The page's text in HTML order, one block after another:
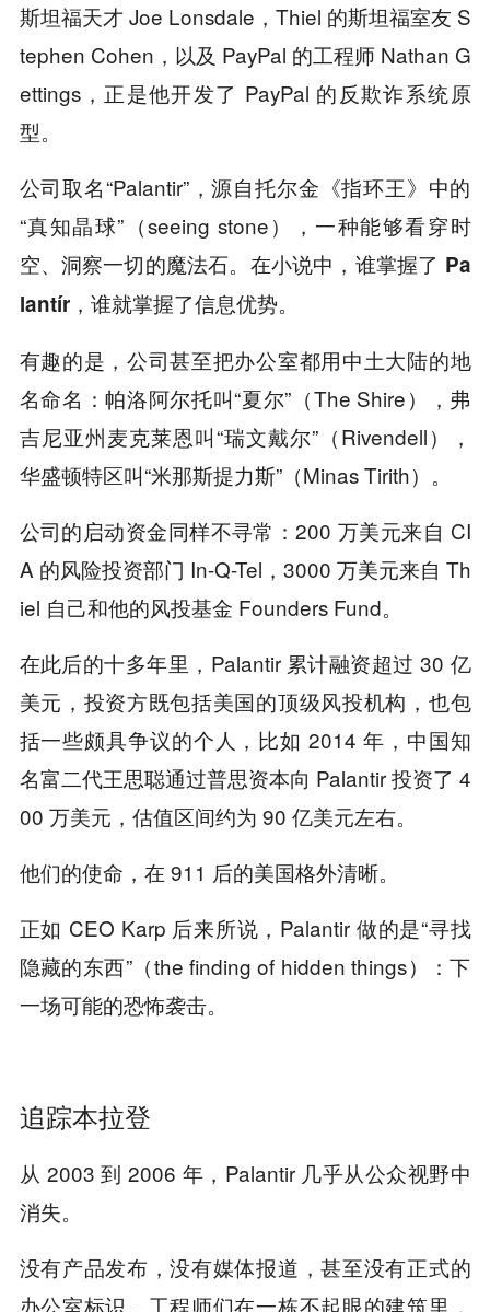
斯坦福天才 Joe Lonsdale，Thiel 的斯坦福室友 S
tephen Cohen，以及 PayPal 的工程师 Nathan G
ettings，正是他开发了 PayPal 的反欺诈系统原
型。
公司取名“Palantir”，源自托尔金《指环王》中的
“真知晶球”（seeing stone），一种能够看穿时
空、洞察一切的魔法石。在小说中， 谁掌握了 Pa
lantír，谁就掌握了信息优势。
有趣的是，公司甚至把办公室都用中土大陆的地
名命名：帕洛阿尔托叫“夏尔”（The Shire），弗
吉尼亚州麦克莱恩叫“瑞文戴尔”（Rivendell），
华盛顿特区叫“米那斯提力斯”（Minas Tirith）。
公司的启动资金同样不寻常：200 万美元来自 CI
A 的风险投资部门 In-Q-Tel，3000 万美元来自 Th
iel 自己和他的风投基金 Founders Fund。
在此后的十多年里，Palantir 累计融资超过 30 亿
美元，投资方既包括美国的顶级风投机构，也包
括一些颇具争议的个人，比如 2014 年，中国知
名富二代王思聪通过普思资本向 Palantir 投资了 4
00 万美元，估值区间约为 90 亿美元左右。
他们的使命，在 911 后的美国格外清晰。
正如 CEO Karp 后来所说，Palantir 做的是“寻找
隐藏的东西”（the finding of hidden things）：下
一场可能的恐怖袭击。
追踪本拉登
从 2003 到 2006 年，Palantir 几乎从公众视野中
消失。
没有产品发布，没有媒体报道，甚至没有正式的
办公室标识。工程师们在一栋不起眼的建筑里，